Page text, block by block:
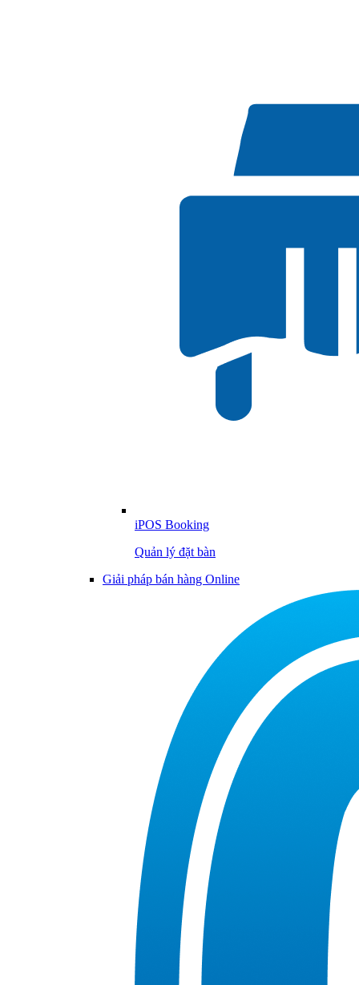
iPOS Booking
Quản lý đặt bàn
Giải pháp bán hàng Online